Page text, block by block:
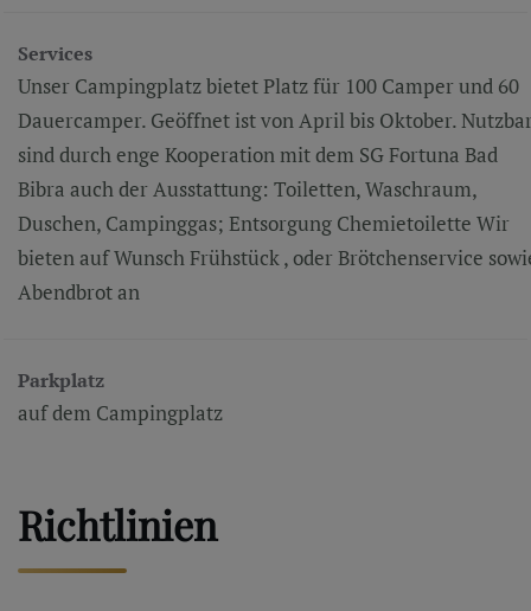
Services
Unser Campingplatz bietet Platz für 100 Camper und 60
Dauercamper. Geöffnet ist von April bis Oktober.
sind durch enge Kooperation mit dem SG Fortuna Bad
Bibra auch der Ausstattung: Toiletten, Waschraum,
Duschen, Campinggas; Entsorgung Chemietoilette Wir
bieten auf Wunsch Frühstück , oder Brötchenservice
Abendbrot an
Parkplatz
auf dem Campingplatz
Richtlinien